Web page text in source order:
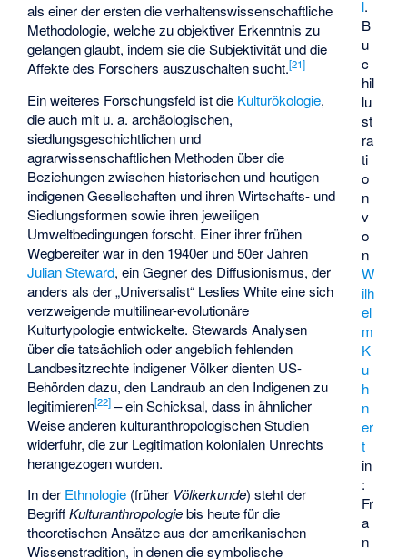
l.
B
u
c
hil
lu
st
ra
ti
o
n
v
o
n
W
ilh
el
m
K
u
h
n
er
t
in
:
Fr
a
n
als einer der ersten die verhaltenswissenschaftliche
Methodologie, welche zu objektiver Erkenntnis zu
gelangen glaubt, indem sie die Subjektivität und die
Affekte des Forschers auszuschalten sucht.[21]
Ein weiteres Forschungsfeld ist die Kulturökologie,
die auch mit u. a. archäologischen,
siedlungsgeschichtlichen und
agrarwissenschaftlichen Methoden über die
Beziehungen zwischen historischen und heutigen
indigenen Gesellschaften und ihren Wirtschafts- und
Siedlungsformen sowie ihren jeweiligen
Umweltbedingungen forscht. Einer ihrer frühen
Wegbereiter war in den 1940er und 50er Jahren
Julian Steward, ein Gegner des Diffusionismus, der
anders als der „Universalist“ Leslies White eine sich
verzweigende multilinear-evolutionäre
Kulturtypologie entwickelte. Stewards Analysen
über die tatsächlich oder angeblich fehlenden
Landbesitzrechte indigener Völker dienten US-
Behörden dazu, den Landraub an den Indigenen zu
legitimieren[22] – ein Schicksal, dass in ähnlicher
Weise anderen kulturanthropologischen Studien
widerfuhr, die zur Legitimation kolonialen Unrechts
herangezogen wurden.
In der Ethnologie (früher Völkerkunde) steht der
BegriffKulturanthropologiebis heute für die
theoretischen Ansätze aus der amerikanischen
Wissenstradition, in denen die symbolische